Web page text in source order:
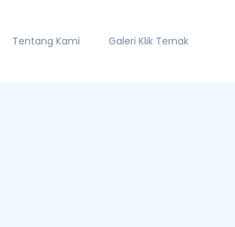
Tentang Kami Galeri Klik Ternak